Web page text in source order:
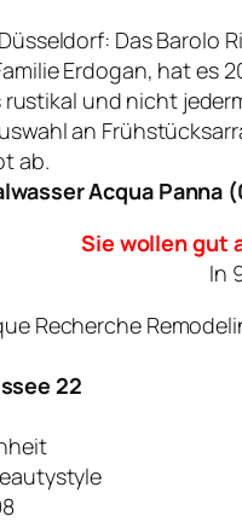
Das Barolo
Erdogan, hat es
rustikal und nicht
an
ab.
Acqua Panna
Sie wollen gut
In
Recherche
22